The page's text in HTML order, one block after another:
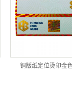
铜版纸定位烫印金